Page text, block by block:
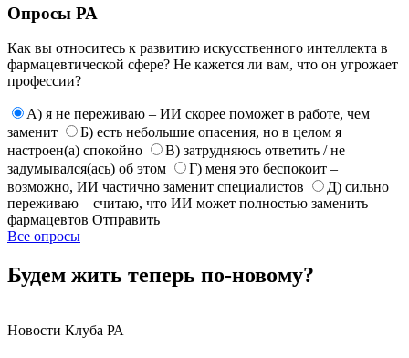
Опросы РА
Как вы относитесь к развитию искусственного интеллекта в
фармацевтической сфере? Не кажется ли вам, что он угрожает
профессии?
А) я не переживаю – ИИ скорее поможет в работе, чем
заменит
Б) есть небольшие опасения, но в целом я
настроен(а) спокойно
В) затрудняюсь ответить / не
задумывался(ась) об этом
Г) меня это беспокоит –
возможно, ИИ частично заменит специалистов
Д) сильно
переживаю – считаю, что ИИ может полностью заменить
фармацевтов Отправить
Все опросы
Будем жить теперь по-новому?
Новости Клуба РА